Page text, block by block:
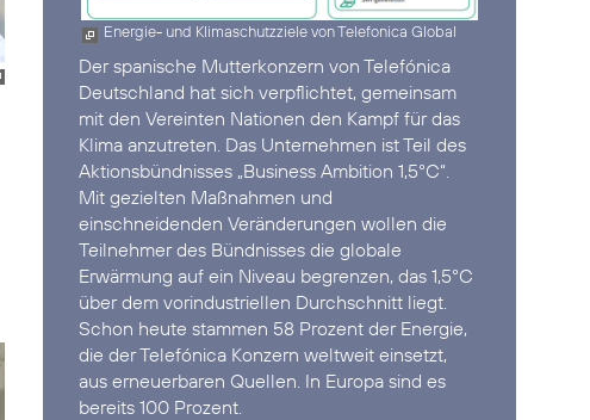
Energie- und Klimaschutzziele von Telefonica Global
Der spanische Mutterkonzern von Telefónica
Deutschland hat sich verpflichtet, gemeinsam
mit den Vereinten Nationen den Kampf für das
Klima anzutreten. Das Unternehmen ist Teil des
Aktionsbündnisses „Business Ambition 1,5°C“
Mit gezielten Maßnahmen und
einschneidenden Veränderungen wollen die
Teilnehmer des Bündnisses die globale
Erwärmung auf ein Niveau begrenzen, das 1,5°C
über dem vorindustriellen Durchschnitt liegt.
Schon heute stammen 58 Prozent der Energie,
die der Telefónica Konzern weltweit einsetzt,
aus erneuerbaren Quellen. In Europa sind es
bereits 100 Prozent.